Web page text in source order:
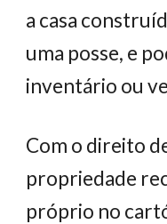
a casa
uma posse, e
inventário ou
Com o direito
propriedade
próprio no